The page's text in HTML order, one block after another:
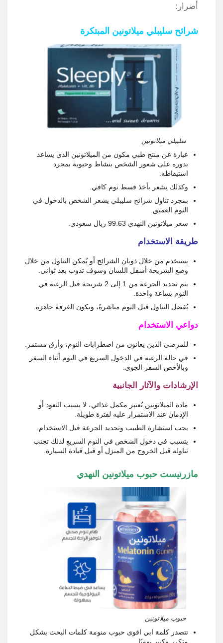
أضرار:
شرائح سليبلي ميلاتونين المبتكرة
سليبلي ميلاتونين
عبارة عن منتج طبي مكون من الميلاتونين الذي يساعد
بدوره على شعور الشخص بنشاط وحيوية بمجرد
استيقاظه.
وكذلك يشعر بأخذ قسط نوم كافي.
بمجرد تناول شرائح سليبلي يشعر الشخص بالدخول في
النوم العميق.
سعر ميلاتونين النهدي 99.63 ريال سعودي.
طريقة الاستخدام
يستخدم من خلال ذوبان الشرائح أو يُمكن التناول من خلال
وضع الشريحة أسفل اللسان وسوف تذوب بعد ثواني.
يتم تحديد الجرعة من 1 إلى 2 شريحة قبل الرغبة في
النوم بساعة واحدة.
يُفضل التناول قبل النوم مباشرةً، وتكون الغرفة جاهزة.
دواعي الاستخدام
للمرضى الذين يعانون من اضطرابات النوم، وأرق مستمر.
في حالة الرغبة في الدخول السريع في النوم أثناء السفر
وبالأخص السفر الجوي.
الإرشادات والآثار الجانبية
مادة الميلاتونين تُعتبر مكمل غذائي، لا يسبب التعود أو
الإدمان عند الاستمرار عليه لفترة طويلة.
يجب استشارة الطبيب وتحديد الجرعة قبل الاستخدام.
يتسبب في دخول الشخص في النوم السريع لذلك تجنب
تناوله قبل الخروج من المنزل أو قبل قيادة السيارة.
مازرنيست حبوب ميلاتونين النهدي
حبوب ميلاتونين
تتصدر كلمة ابي اقوى حبوب منومة كلمات البحث بشكل
متكرر وكبير يوميًا.